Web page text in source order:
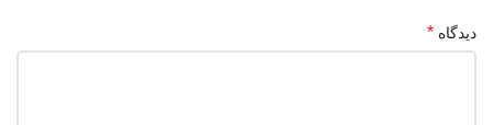
دیدگاه *